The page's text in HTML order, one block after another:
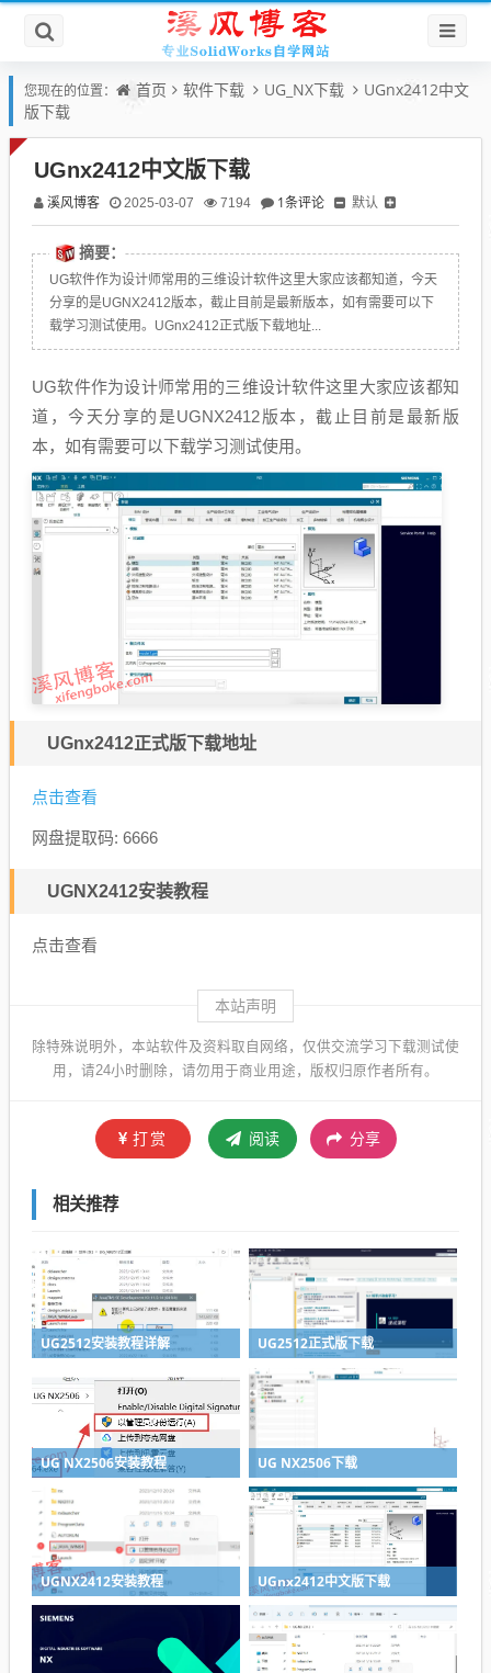
您现在的位置： 首页 软件下载 UG_NX下载
UGnx2412中文
版下载
UGnx2412中文版下载
溪风博客 2025-03-07 7194 1条评论 默认
摘要：
UG软件作为设计师常用的三维设计软件这里大家应该都知道，今天
分享的是UGNX2412版本，截止目前是最新版本，如有需要可以下
载学习测试使用。UGnx2412正式版下载地址...
UG软件作为设计师常用的三维设计软件这里大家应该都知
道，今天分享的是UGNX2412版本，截止目前是最新版
本，如有需要可以下载学习测试使用。
UGnx2412正式版下载地址
点击查看
网盘提取码: 6666
UGNX2412安装教程
点击查看
本站声明
除特殊说明外，本站软件及资料取自网络，仅供交流学习下载测试使
用，请24小时删除，请勿用于商业用途，版权归原作者所有。
打赏 阅读 分享
相关推荐
UG2512安装教程详解 UG2512正式版下载
UG NX2506安装教程 UG NX2506下载
UGNX2412安装教程 UGnx2412中文版下载